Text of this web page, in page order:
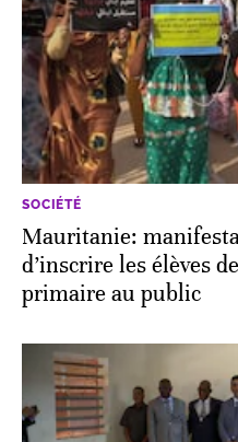
SOCIÉTÉ
Mauritanie:
d’inscrire les élèves
primaire au public